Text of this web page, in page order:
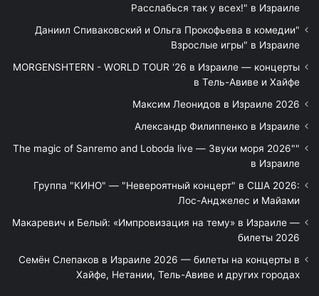
Расслабься так у всех!" в Израиле
"Даниил Спиваковский и Ольга Прокофьева в комедии
Взрослые игры" в Израиле
MORGENSHTERN - WORLD TOUR '26 в Израиле — концерты
в Тель-Авиве и Хайфе
Максим Леонидов в Израиле 2026
Александр Филиппенко в Израиле
"The magic of Sanremo and Loboda live — Звуки моря 2026"
в Израиле
Группа "КИНО" — "Невероятный концерт" в США 2026:
Лос-Анджелес и Майами
Макаревич и Белый: «Импровизация на тему» в Израиле —
билеты 2026
Семён Слепаков в Израиле 2026 — билеты на концерты в
Хайфе, Нетании, Тель-Авиве и других городах